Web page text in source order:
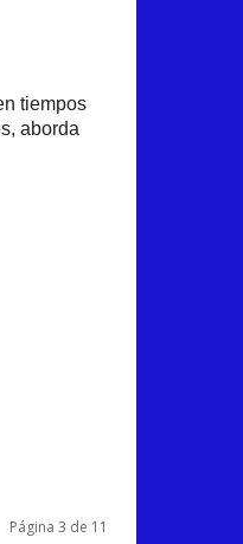
tiempos
aborda
Página 3 de 11